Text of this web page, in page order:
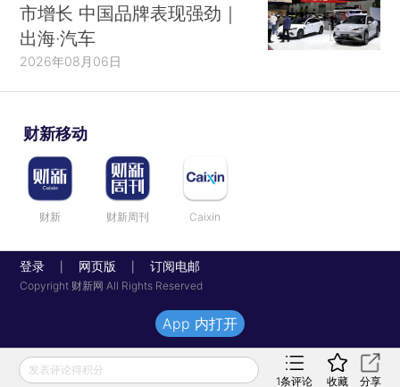
市增长 中国品牌表现强劲｜
出海·汽车
2026年08月06日
财新移动
财新 财新周刊 Caixin
登录 网页版 订阅电邮
Copyright 财新网 All Rights Reserved
发表评论得积分
1条评论 收藏 分享
App 内打开